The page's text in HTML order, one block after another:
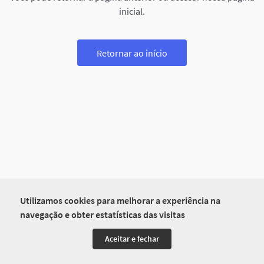
Utilizamos cookies para melhorar a experiência na
navegação e obter estatísticas das visitas
Aceitar e fechar
inicial.
Retornar ao início